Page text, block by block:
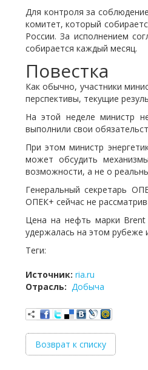
Для контроля за
комитет, который
России. За исполнением
собирается каждый месяц.
Повестка
Как обычно, участники
перспективы, текущие
На этой неделе министр
выполнили свои
При этом министр
может обсудить
возможности, а не о
Генеральный секретарь
ОПЕК+ сейчас не
Цена на нефть марки Brent
удержалась на этом рубеже
Теги:
Источник: ria.ru
Отрасль: Добыча
Возврат к списку